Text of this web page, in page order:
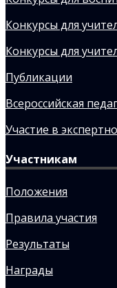
Конкурсы для
Конкурсы для
Публикации
Всероссийская
Участие в
Участникам
Положения
Правила участия
Результаты
Награды